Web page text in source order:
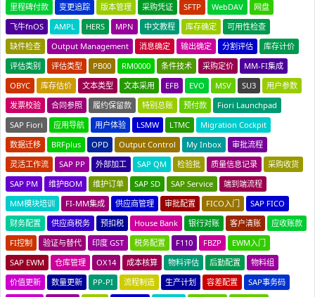
里程碑付款
变更追踪 版本管理 采购凭证 SFTP WebDAV
网盘
飞牛fnOS
AMPL HERS MPN 中文教程 库存确定
可用性检查
缺件检查
Output Management 消息确定 输出确定 分割评估
库存计价
评估类别
评估类型 PB00 RM0000 条件技术 采购定价
MM-FI集成
OBYC
库存估价 文本类型 文本采用 EFB EVO MSV SU3
用户参数
发票校验
合同参照 履约保留款 特别总账 预付款
Fiori Launchpad
SAP Fiori
应用导航 用户体验 LSMW LTMC
Migration Cockpit
数据迁移
BRFplus OPD Output Control My Inbox
审批流程
灵活工作流
SAP PP 外部加工 SAP QM 检验批 质量信息记录
采购收货
SAP PM
维护BOM 维护订单 SAP SD SAP Service
端到端流程
MM模块培训
FI-MM集成 供应商管理 审批配置 FICO入门
SAP FICO
财务配置
供应商税务 预扣税 House Bank 银行对账 客户清账
应收账款
FI控制
验证与替代 印度 GST 税务配置 F110 FBZP
EWM入门
SAP EWM
仓库管理 OX14 成本核算 物料评估 后勤配置
物料组
价值更新
数量更新 PP-PI 流程制造 生产计划 容差配置
SAP事务码